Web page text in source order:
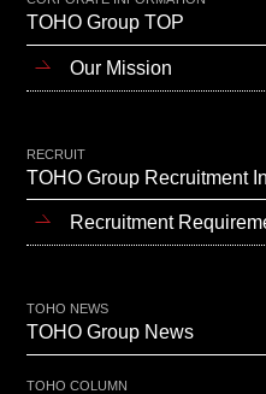
TOHO Group TOP
Our Mission
RECRUIT
TOHO Group Recruitment
Recruitment
TOHO NEWS
TOHO Group News
TOHO COLUMN